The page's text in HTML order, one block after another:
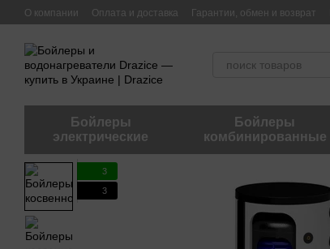
Перейти к основному контенту
О компании Оплата и доставка Гарантии, обмен и возврат
Бойлеры
электрические
Бойлеры
комбинированные
3
3